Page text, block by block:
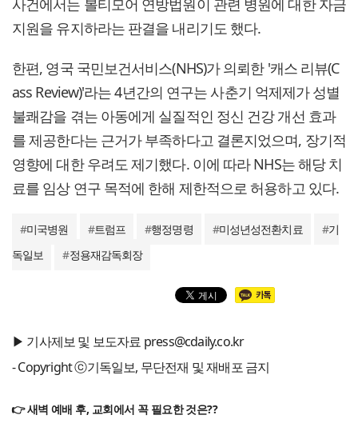
사건에서는 볼티모어 연방법원이 관련 병원에 대한 자금
지원을 유지하라는 판결을 내리기도 했다.
한편, 영국 국민보건서비스(NHS)가 의뢰한 '캐스 리뷰(C
ass Review)'라는 4년간의 연구는 사춘기 억제제가 성별
불쾌감을 겪는 아동에게 실질적인 정신 건강 개선 효과
를 제공한다는 근거가 부족하다고 결론지었으며, 장기적
영향에 대한 우려도 제기했다. 이에 따라 NHS는 해당 치
료를 임상 연구 목적에 한해 제한적으로 허용하고 있다.
#미국병원 #트럼프 #행정명령 #미성년성전환치료 #기
독일보
#정용재감독회장
▶ 기사제보 및 보도자료 press@cdaily.co.kr
- Copyright ⓒ기독일보, 무단전재 및 재배포 금지
👉 새벽 예배 후, 교회에서 꼭 필요한 것은??